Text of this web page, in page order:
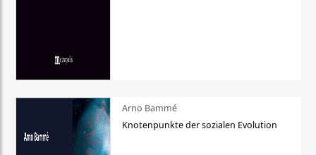
Arno Bammé
Knotenpunkte der sozialen Evolution